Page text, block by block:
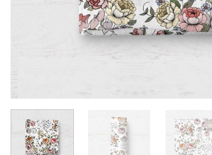
Date
de
naissance